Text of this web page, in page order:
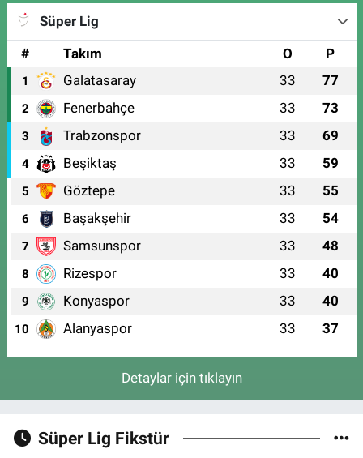
Süper Lig
#
Takım O P
1 Galatasaray 33 77
2 Fenerbahçe 33 73
3 Trabzonspor 33 69
4 Beşiktaş 33 59
5 Göztepe 33 55
6 Başakşehir 33 54
7 Samsunspor 33 48
8 Rizespor 33 40
9 Konyaspor 33 40
10 Alanyaspor 33 37
Detaylar için tıklayın
Süper Lig Fikstür